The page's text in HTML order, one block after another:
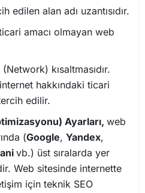
edilen alan adı uzantısıdır.
amacı olmayan web
kısaltmasıdır.
hakkındaki ticari
edilir.
Ayarları, web
(Google, Yandex,
vb.) üst sıralarda yer
Web sitesinde internette
için teknik SEO